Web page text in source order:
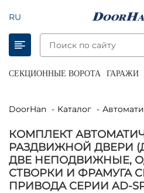
RU
СЕКЦИОННЫЕ ВОРОТА ГАРАЖИ
DoorHan Каталог
КОМПЛЕКТ
РАЗДВИЖНОЙ ДВЕРИ
ДВЕ НЕПОДВИЖНЫЕ,
СТВОРКИ И ФРАМУГА
ПРИВОДА СЕРИИ AD-